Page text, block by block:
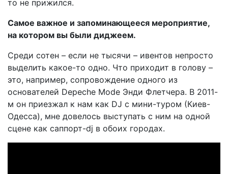
то не прижился.
Самое важное и запоминающееся мероприятие,
на котором вы были диджеем.
Среди сотен – если не тысячи – ивентов непросто
выделить какое-то одно. Что приходит в голову –
это, например, сопровождение одного из
основателей Depeche Mode Энди Флетчера. В 2011-
м он приезжал к нам как DJ с мини-туром (Киев-
Одесса), мне довелось выступать с ним на одной
сцене как саппорт-dj в обоих городах.